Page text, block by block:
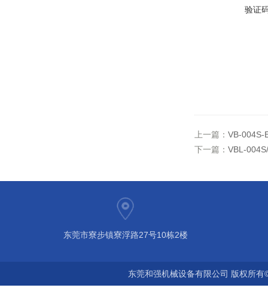
验证
上一篇： VB-004S-
下一篇： VBL-
东莞市寮步镇寮浮路27号10栋2楼
东莞和强机械设备有限公司 版权所